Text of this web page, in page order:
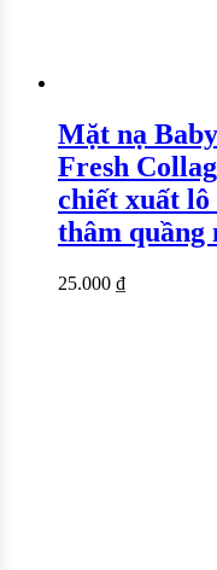
Mặt nạ
Fresh
chiết xuất
thâm quầng
25.000 ₫